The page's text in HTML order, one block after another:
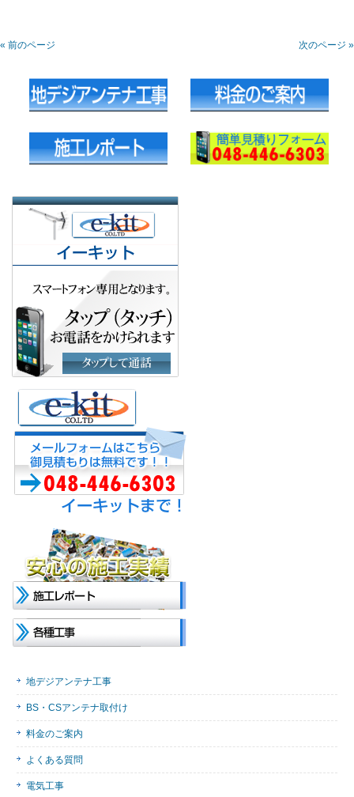
« 前のページ 次のページ »
地デジアンテナ工事
BS・CSアンテナ取付け
料金のご案内
よくある質問
電気工事